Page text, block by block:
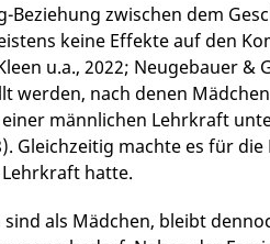
zwischen dem
keine Effekte auf den
u.a., 2022; Neugebauer &
werden, nach denen
männlichen Lehrkraft
Gleichzeitig machte es für
hatte.
als Mädchen, bleibt